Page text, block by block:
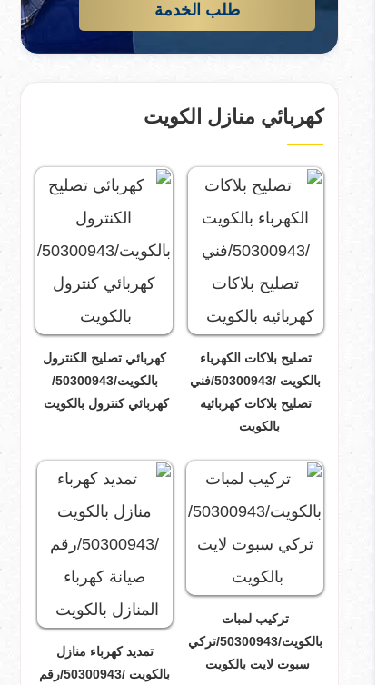
طلب الخدمة
كهربائي منازل الكويت
تصليح بلاكات الكهرباء
بالكويت /50300943/فني
تصليح بلاكات كهربائيه
بالكويت
كهربائي تصليح الكنترول
بالكويت/50300943/
كهربائي كنترول بالكويت
تركيب لمبات
بالكويت/50300943/تركي
سبوت لايت بالكويت
تمديد كهرباء منازل
بالكويت /50300943/رقم